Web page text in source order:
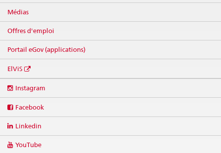
Médias
Offres d'emploi
Portail eGov (applications)
ElViS
media
Instagram
Facebook
Linkedin
YouTube